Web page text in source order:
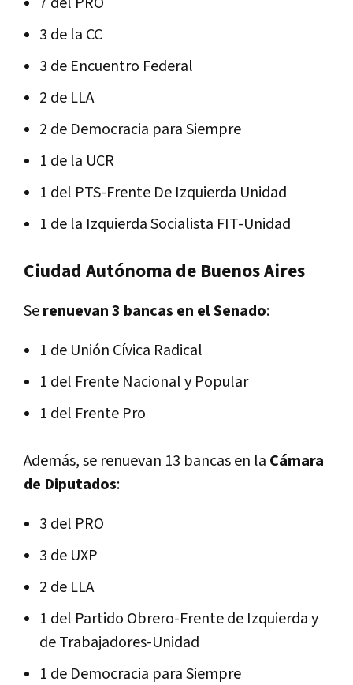
3 de la CC
3 de Encuentro Federal
2 de LLA
2 de Democracia para Siempre
1 de la UCR
1 del PTS-Frente De Izquierda Unidad
1 de la Izquierda Socialista FIT-Unidad
Ciudad Autónoma de Buenos Aires
Serenuevan 3 bancas en el Senado:
1 de Unión Cívica Radical
1 del Frente Nacional y Popular
1 del Frente Pro
Además, se renuevan 13 bancas en la Cámara
de Diputados:
3 del PRO
3 de UXP
2 de LLA
1 del Partido Obrero-Frente de Izquierda y
de Trabajadores-Unidad
1 de Democracia para Siempre